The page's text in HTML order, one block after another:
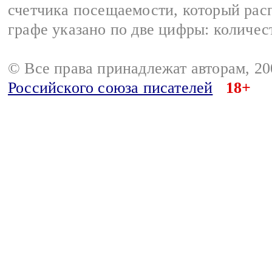
счетчика посещаемости, который
графе указано по две цифры:
© Все права принадлежат авторам,
Российского союза писателей
18+